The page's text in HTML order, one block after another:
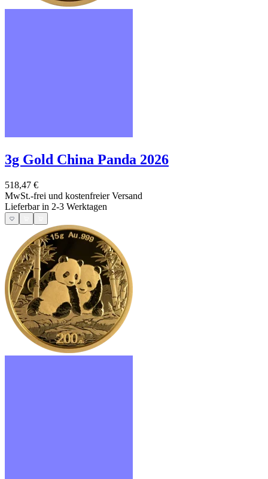
3g Gold China Panda 2026
518,47 €
MwSt.-frei und kostenfreier Versand
Lieferbar in 2-3 Werktagen